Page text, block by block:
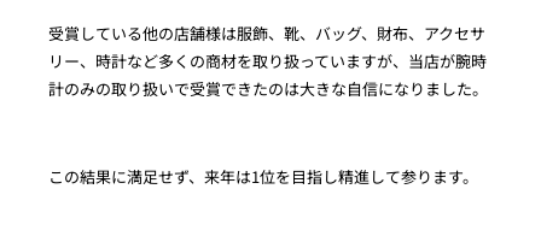
受賞している他の店舗様は服飾、靴、バッグ、財布、アクセサ
リー、時計など多くの商材を取り扱っていますが、当店が腕時
計のみの取り扱いで受賞できたのは大きな自信になりました。
この結果に満足せず、来年は1位を目指し精進して参ります。